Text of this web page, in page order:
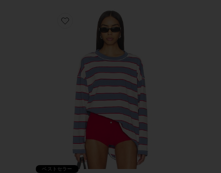
Favorite HORIZON LONG SLEEVE トップ
ベストセラー